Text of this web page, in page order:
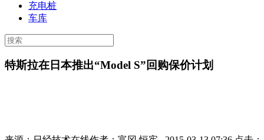
充电桩
车库
特斯拉在日本推出“Model S”回购保价计划